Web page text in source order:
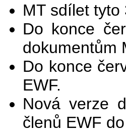
MT sdílet tyto
Do konce
dokumentům
Do konce
EWF.
Nová verze
členů EWF